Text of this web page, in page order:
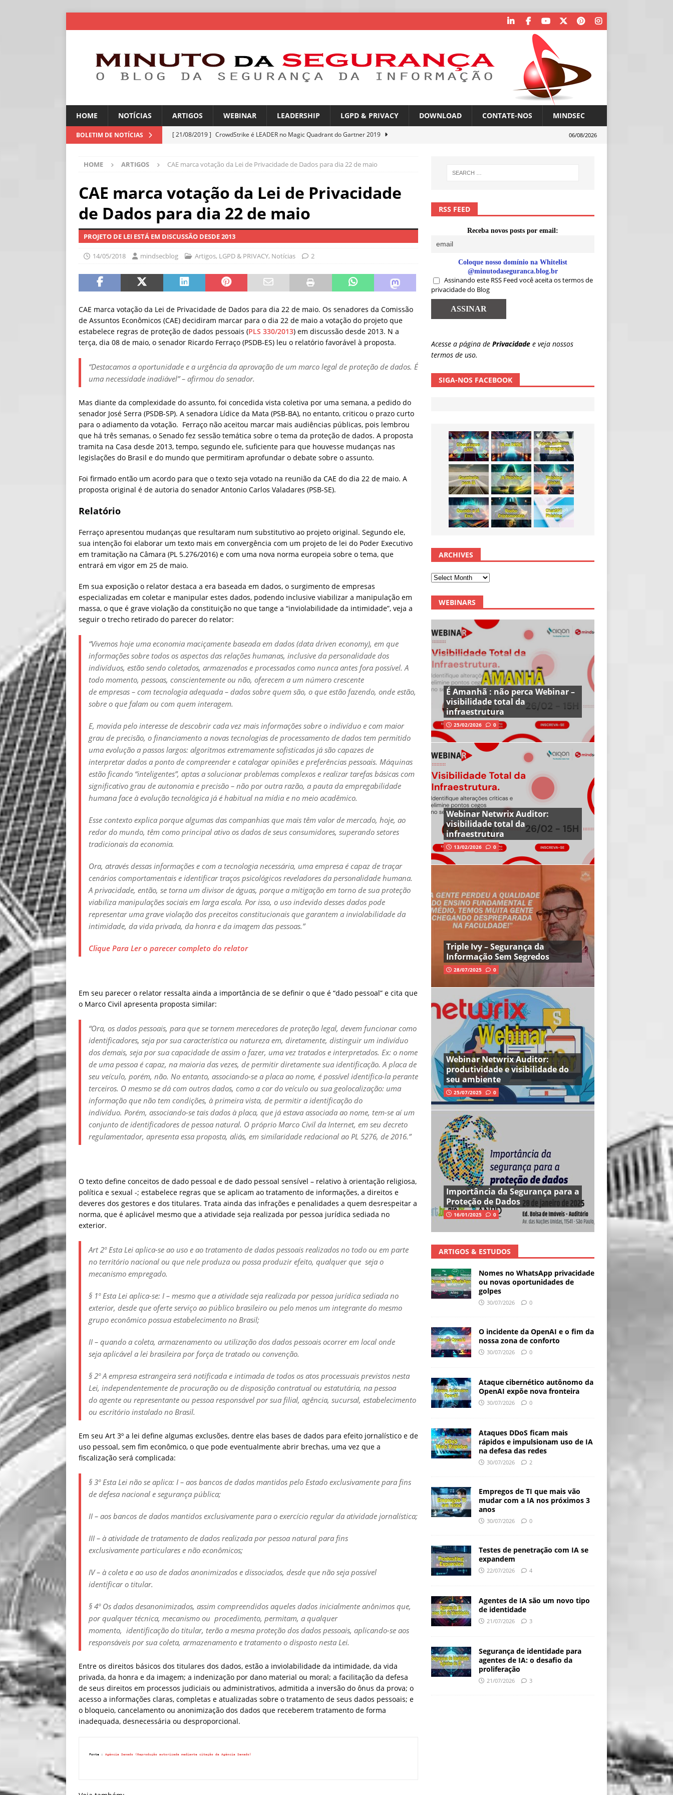
HOME NOTÍCIAS ARTIGOS WEBINAR LEADERSHIP LGPD & PRIVACY DOWNLOAD CONTATE-NOS MINDSEC
BOLETIM DE NOTÍCIAS [ 21/08/2019 ] CrowdStrike é LEADER no Magic Quadrant do Gartner 2019
[ 06/08/2026 ] América Latina é a segunda região mais exposta a ciberameaças
NOTÍCIAS
[ 06/08/2026 ]
NOTÍCIAS
[ 06/08/2026 ] Falsas promessas de emprego na Meta, Disney, Coca-Cola e Spotify
NOTÍCIAS
[ 06/08/2026 ]
IA eleva taxa de sucesso de phishing para 54% NOTÍCIAS
06/08/2026
HOME ARTIGOS CAE marca votação da Lei de Privacidade de Dados para dia 22 de maio
CAE marca votação da Lei de Privacidade
de Dados para dia 22 de maio
PROJETO DE LEI ESTÁ EM DISCUSSÃO DESDE 2013
14/05/2018 mindsecblog Artigos, LGPD & PRIVACY, Notícias 2
CAE marca votação da Lei de Privacidade de Dados para dia 22 de maio. Os senadores da Comissão
de Assuntos Econômicos (CAE) decidiram marcar para o dia 22 de maio a votação do projeto que
estabelece regras de proteção de dados pessoais (PLS 330/2013) em discussão desde 2013. N a
terça, dia 08 de maio, o senador Ricardo Ferraço (PSDB-ES) leu o relatório favorável à proposta.
“Destacamos a oportunidade e a urgência da aprovação de um marco legal de proteção de dados. É
uma necessidade inadiável” – afirmou do senador.
Mas diante da complexidade do assunto, foi concedida vista coletiva por uma semana, a pedido do
senador José Serra (PSDB-SP). A senadora Lídice da Mata (PSB-BA), no entanto, criticou o prazo curto
para o adiamento da votação. Ferraço não aceitou marcar mais audiências públicas, pois lembrou
que há três semanas, o Senado fez sessão temática sobre o tema da proteção de dados. A proposta
tramita na Casa desde 2013, tempo, segundo ele, suficiente para que houvesse mudanças nas
legislações do Brasil e do mundo que permitiram aprofundar o debate sobre o assunto.
Foi firmado então um acordo para que o texto seja votado na reunião da CAE do dia 22 de maio. A
proposta original é de autoria do senador Antonio Carlos Valadares (PSB-SE).
Relatório
Ferraço apresentou mudanças que resultaram num substitutivo ao projeto original. Segundo ele,
sua intenção foi elaborar um texto mais em convergência com um projeto de lei do Poder Executivo
em tramitação na Câmara (PL 5.276/2016) e com uma nova norma europeia sobre o tema, que
entrará em vigor em 25 de maio.
Em sua exposição o relator destaca a era baseada em dados, o surgimento de empresas
especializadas em coletar e manipular estes dados, podendo inclusive viabilizar a manipulação em
massa, o que é grave violação da constituição no que tange a “inviolabilidade da intimidade”, veja a
seguir o trecho retirado do parecer do relator:
“Vivemos hoje uma economia maciçamente baseada em dados (data driven economy), em que
informações sobre todos os aspectos das relações humanas, inclusive da personalidade dos
indivíduos, estão sendo coletados, armazenados e processados como nunca antes fora possível. A
todo momento, pessoas, conscientemente ou não, oferecem a um número crescente
de empresas – com tecnologia adequada – dados sobre quem são, o que estão fazendo, onde estão,
sobre o que falam ou com quem interagem.
E, movida pelo interesse de descobrir cada vez mais informações sobre o indivíduo e com maior
grau de precisão, o financiamento a novas tecnologias de processamento de dados tem permitido
uma evolução a passos largos: algoritmos extremamente sofisticados já são capazes de
interpretar dados a ponto de compreender e catalogar opiniões e preferências pessoais. Máquinas
estão ficando “inteligentes”, aptas a solucionar problemas complexos e realizar tarefas básicas com
significativo grau de autonomia e precisão – não por outra razão, a pauta da empregabilidade
humana face à evolução tecnológica já é habitual na mídia e no meio acadêmico.
Esse contexto explica porque algumas das companhias que mais têm valor de mercado, hoje, ao
redor do mundo, têm como principal ativo os dados de seus consumidores, superando setores
tradicionais da economia.
Ora, através dessas informações e com a tecnologia necessária, uma empresa é capaz de traçar
cenários comportamentais e identificar traços psicológicos reveladores da personalidade humana.
A privacidade, então, se torna um divisor de águas, porque a mitigação em torno de sua proteção
viabiliza manipulações sociais em larga escala. Por isso, o uso indevido desses dados pode
representar uma grave violação dos preceitos constitucionais que garantem a inviolabilidade da
intimidade, da vida privada, da honra e da imagem das pessoas.”
Clique Para Ler o parecer completo do relator
Em seu parecer o relator ressalta ainda a importância de se definir o que é “dado pessoal” e cita que
o Marco Civil apresenta proposta similar:
“Ora, os dados pessoais, para que se tornem merecedores de proteção legal, devem funcionar como
identificadores, seja por sua característica ou natureza em, diretamente, distinguir um indivíduo
dos demais, seja por sua capacidade de assim o fazer, uma vez tratados e interpretados. Ex: o nome
de uma pessoa é capaz, na maioria das vezes, de permitir diretamente sua identificação. A placa de
seu veículo, porém, não. No entanto, associando-se a placa ao nome, é possível identifica-la perante
terceiros. O mesmo se dá com outros dados, como a cor do veículo ou sua geolocalização: uma
informação que não tem condições, à primeira vista, de permitir a identificação do
indivíduo. Porém, associando-se tais dados à placa, que já estava associada ao nome, tem-se aí um
conjunto de identificadores de pessoa natural. O próprio Marco Civil da Internet, em seu decreto
regulamentador, apresenta essa proposta, aliás, em similaridade redacional ao PL 5276, de 2016.”
O texto define conceitos de dado pessoal e de dado pessoal sensível – relativo à orientação religiosa,
política e sexual -; estabelece regras que se aplicam ao tratamento de informações, a direitos e
deveres dos gestores e dos titulares. Trata ainda das infrações e penalidades a quem desrespeitar a
norma, que é aplicável mesmo que a atividade seja realizada por pessoa jurídica sediada no
exterior.
Art 2º Esta Lei aplica-se ao uso e ao tratamento de dados pessoais realizados no todo ou em parte
no território nacional ou que nele produza ou possa produzir efeito, qualquer que seja o
mecanismo empregado.
§ 1º Esta Lei aplica-se: I – mesmo que a atividade seja realizada por pessoa jurídica sediada no
exterior, desde que oferte serviço ao público brasileiro ou pelo menos um integrante do mesmo
grupo econômico possua estabelecimento no Brasil;
II – quando a coleta, armazenamento ou utilização dos dados pessoais ocorrer em local onde
seja aplicável a lei brasileira por força de tratado ou convenção.
§ 2º A empresa estrangeira será notificada e intimada de todos os atos processuais previstos nesta
Lei, independentemente de procuração ou de disposição contratual ou estatutária, na pessoa
do agente ou representante ou pessoa responsável por sua filial, agência, sucursal, estabelecimento
ou escritório instalado no Brasil.
Em seu Art 3º a lei define algumas exclusões, dentre elas bases de dados para efeito jornalístico e de
uso pessoal, sem fim econômico, o que pode eventualmente abrir brechas, uma vez que a
fiscalização será complicada:
§ 3º Esta Lei não se aplica: I – aos bancos de dados mantidos pelo Estado exclusivamente para fins
de defesa nacional e segurança pública;
II – aos bancos de dados mantidos exclusivamente para o exercício regular da atividade jornalística;
III – à atividade de tratamento de dados realizada por pessoa natural para fins
exclusivamente particulares e não econômicos;
IV – à coleta e ao uso de dados anonimizados e dissociados, desde que não seja possível
identificar o titular.
§ 4º Os dados desanonimizados, assim compreendidos aqueles dados inicialmente anônimos que,
por qualquer técnica, mecanismo ou procedimento, permitam, a qualquer
momento, identificação do titular, terão a mesma proteção dos dados pessoais, aplicando-se aos
responsáveis por sua coleta, armazenamento e tratamento o disposto nesta Lei.
Entre os direitos básicos dos titulares dos dados, estão a inviolabilidade da intimidade, da vida
privada, da honra e da imagem; a indenização por dano material ou moral; a facilitação da defesa
de seus direitos em processos judiciais ou administrativos, admitida a inversão do ônus da prova; o
acesso a informações claras, completas e atualizadas sobre o tratamento de seus dados pessoais; e
o bloqueio, cancelamento ou anonimização dos dados que receberem tratamento de forma
inadequada, desnecessária ou desproporcional.
Fonte : Agência Senado (Reprodução autorizada mediante citação da Agência Senado)
RSS FEED
Receba novos posts por email:
Coloque nosso domínio na Whitelist
@minutodaseguranca.blog.br
Assinando este RSS Feed você aceita os termos de
privacidade do Blog
Acesse a página de Privacidade e veja nossos
termos de uso.
SIGA-NOS FACEBOOK
ARCHIVES
WEBINARS
É Amanhã : não perca Webinar –
visibilidade total da
infraestrutura
25/02/2026 0
Webinar Netwrix Auditor:
visibilidade total da
infraestrutura
13/02/2026 0
Triple Ivy – Segurança da
Informação Sem Segredos
28/07/2025 0
Webinar Netwrix Auditor:
produtividade e visibilidade do
seu ambiente
25/07/2025 0
Importância da Segurança para a
Proteção de Dados
16/01/2025 0
ARTIGOS & ESTUDOS
Nomes no WhatsApp privacidade
ou novas oportunidades de
golpes
30/07/2026 0
O incidente da OpenAI e o fim da
nossa zona de conforto
30/07/2026 0
Ataque cibernético autônomo da
OpenAI expõe nova fronteira
30/07/2026 0
Ataques DDoS ficam mais
rápidos e impulsionam uso de IA
na defesa das redes
30/07/2026 2
Empregos de TI que mais vão
mudar com a IA nos próximos 3
anos
30/07/2026 0
Testes de penetração com IA se
expandem
22/07/2026 4
Agentes de IA são um novo tipo
de identidade
21/07/2026 3
Segurança de identidade para
agentes de IA: o desafio da
proliferação
21/07/2026 3